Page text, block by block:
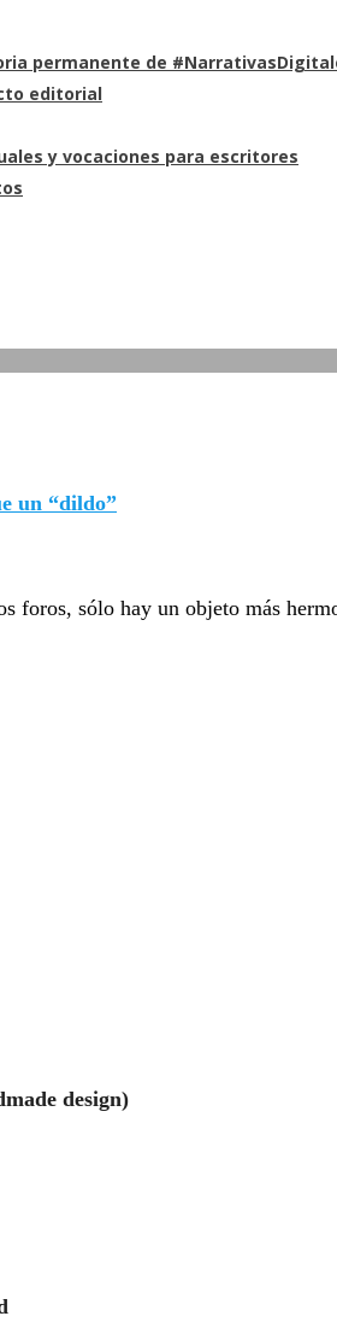
permanente de
editorial
y vocaciones para escritores
un “dildo”
foros, sólo hay un objeto más
design)